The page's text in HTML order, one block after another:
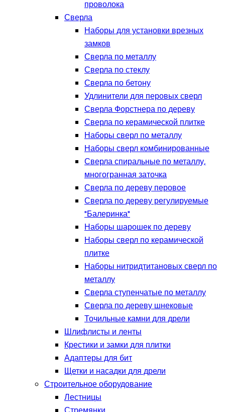
проволока
Сверла
Наборы для установки врезных
замков
Сверла по металлу
Сверла по стеклу
Сверла по бетону
Удлинители для перовых сверл
Сверла Форстнера по дереву
Сверла по керамической плитке
Наборы сверл по металлу
Наборы сверл комбинированные
Сверла спиральные по металлу,
многогранная заточка
Сверла по дереву перовое
Сверла по дереву регулируемые
"Балеринка"
Наборы шарошек по дереву
Наборы сверл по керамической
плитке
Наборы нитридтитановых сверл по
металлу
Сверла ступенчатые по металлу
Сверла по дереву шнековые
Точильные камни для дрели
Шлифлисты и ленты
Крестики и замки для плитки
Адаптеры для бит
Щетки и насадки для дрели
Строительное оборудование
Лестницы